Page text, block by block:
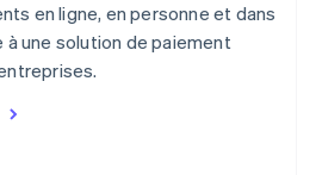
en ligne, en personne et dans
à une solution de paiement